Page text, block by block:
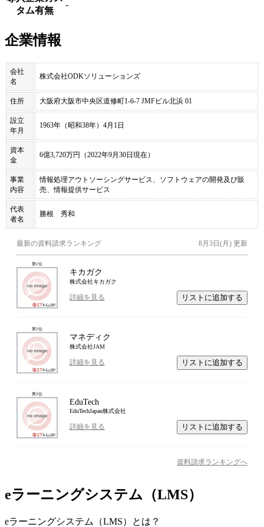
タム有無
-
企業情報
会社
名
株式会社ODKソリューションズ
住所 大阪府大阪市中央区道修町1-6-7 JMFビル北浜 01
設立
年月
1963年（昭和38年）4月1日
資本
金
6億3,720万円（2022年9月30日現在）
事業
内容
情報処理アウトソーシングサービス、ソフトウェアの開発及び販
売、情報提供サービス
代表
者名
勝根 秀和
最新の資料請求ランキング 8月3日(月) 更新
第1位
キカガク
株式会社キカガク
詳細を見る リストに追加する
第2位
マネディク
株式会社JAM
詳細を見る リストに追加する
第3位
EduTech
EduTechJapan株式会社
詳細を見る リストに追加する
資料請求ランキングへ
eラーニングシステム（LMS）
eラーニングシステム（LMS） とは？